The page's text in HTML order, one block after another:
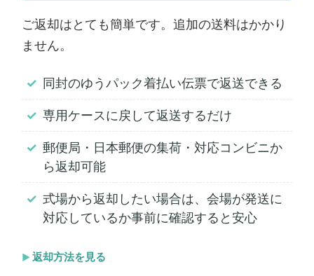
ご返却はとても簡単です。追加の送料はかかり
ません。
同封のゆうパック着払い伝票で返送できる
専用ケースに戻して返送するだけ
郵便局・日本郵便の集荷・対応コンビニか
ら返却可能
式場から返却したい場合は、会場が発送に
対応しているか事前に確認すると安心
返却方法を見る